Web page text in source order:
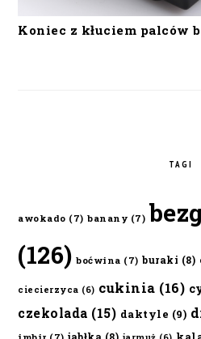
Koniec z kłuciem palców
TAGI
awokado (7) banany (7)
(126) boćwina (7) buraki (8)
ciecierzyca (6) cukinia (16)
czekolada (15) daktyle (9)